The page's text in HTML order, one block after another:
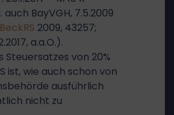
auch BayVGH, 7.5.2009
BeckRS 2009, 43257;
a.a.O.).
Steuersatzes von 20%
ist, wie auch schon von
ausführlich
nicht zu